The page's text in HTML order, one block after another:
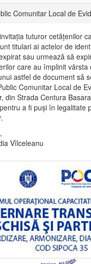
Comunitar Local de
tuturor cetățenilor
titulari ai actelor de
sau urmează să
care au împlinit vârsta
astfel de document să
Comunitar Local de
din Strada Centura
a fi puși în legalitate
Vîlceleanu